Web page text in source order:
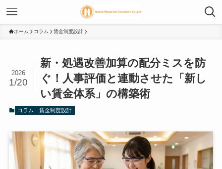
ホーム コラム 賃金制度設計
新・処遇改善加算の配分ミスを防
ぐ！人事評価と連動させた「新し
い賃金体系」の構築術
2026
1/20
コラム 賃金制度設計